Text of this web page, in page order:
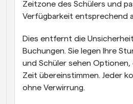
Zeitzone des Schülers und
Verfügbarkeit entsprechend
Dies entfernt die
Buchungen. Sie legen Ihre
und Schüler sehen Optionen,
Zeit übereinstimmen. Jeder
ohne Verwirrung.